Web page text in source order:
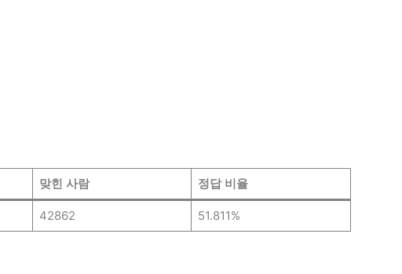
맞힌 사람 정답 비율
42862 51.811%